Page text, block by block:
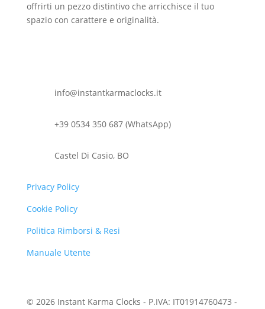
offrirti un pezzo distintivo che arricchisce il tuo
spazio con carattere e originalità.
info@instantkarmaclocks.it
+39 0534 350 687 (WhatsApp)
Castel Di Casio, BO
Privacy Policy
Cookie Policy
Politica Rimborsi & Resi
Manuale Utente
© 2026 Instant Karma Clocks - P.IVA: IT01914760473 -